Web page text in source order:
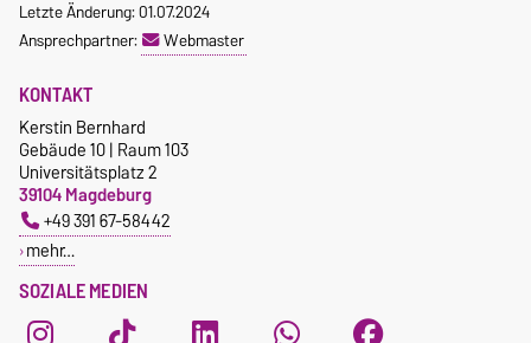
Letzte Änderung: 01.07.2024
Ansprechpartner:
Webmaster
SOZIALE MEDIEN
KONTAKT
Kerstin Bernhard
Gebäude 10 | Raum 103
Universitätsplatz 2
39104 Magdeburg
+49 391 67-58442
mehr…